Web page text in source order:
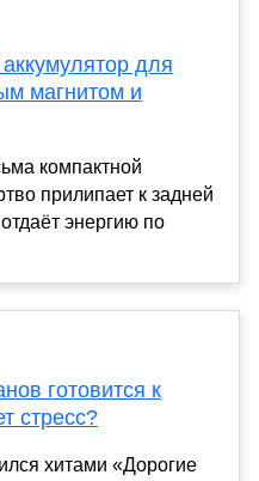
для
магнитом и
компактной
прилипает к задней
энергию по
готовится к
стресс?
хитами «Дорогие